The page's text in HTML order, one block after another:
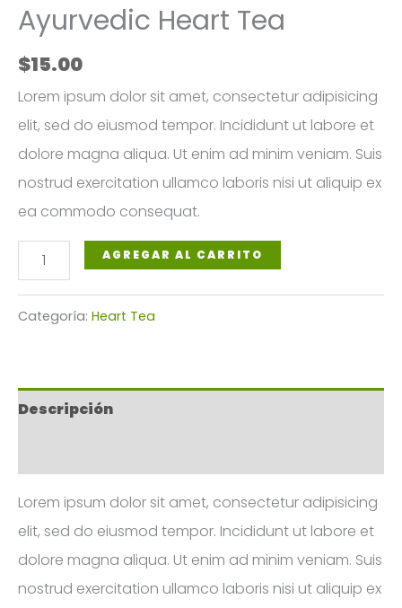
Ayurvedic Heart Tea
$15.00
Lorem ipsum dolor sit amet, consectetur adipisicing
elit, sed do eiusmod tempor. Incididunt ut labore et
dolore magna aliqua. Ut enim ad minim veniam. Suis
nostrud exercitation ullamco laboris nisi ut aliquip ex
ea commodo consequat.
Ayurvedic
Heart
Tea
AGREGAR AL CARRITO
Categoría: Heart Tea
Descripción
Lorem ipsum dolor sit amet, consectetur adipisicing
elit, sed do eiusmod tempor. Incididunt ut labore et
dolore magna aliqua. Ut enim ad minim veniam. Suis
nostrud exercitation ullamco laboris nisi ut aliquip ex